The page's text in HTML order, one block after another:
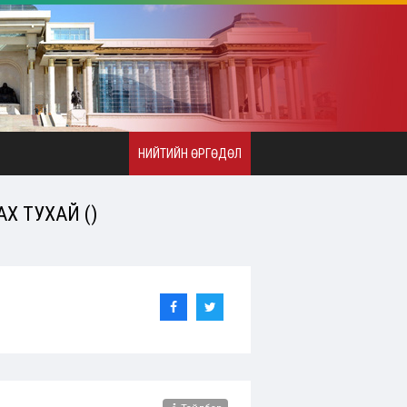
НИЙТИЙН ӨРГӨДӨЛ
ТУХАЙ ()